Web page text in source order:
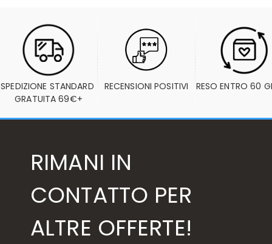
SPEDIZIONE STANDARD
GRATUITA 69€+
RECENSIONI POSITIVI RESO ENTRO 60
RIMANI IN
CONTATTO PER
ALTRE OFFERTE!